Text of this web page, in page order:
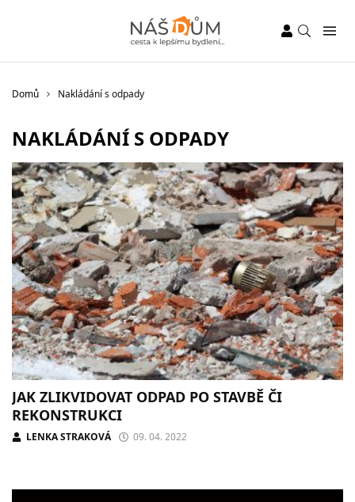
Domů Nakládání s odpady
NAKLÁDÁNÍ S ODPADY
JAK ZLIKVIDOVAT ODPAD PO STAVBĚ ČI
REKONSTRUKCI
LENKA STRAKOVÁ 09. 04. 2022